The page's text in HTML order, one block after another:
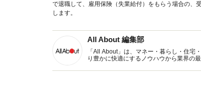
で退職して、雇用保険（失業給付）をもらう場合の、
します。
All About 編集部
「All About」は、マネー・暮らし・住宅
り豊かに快適にするノウハウから業界の